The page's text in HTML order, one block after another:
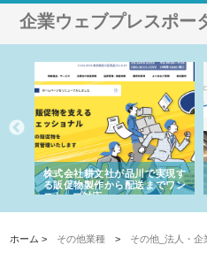
企業ウェブプレスポー
株式会社耕文社が品川で実現す
る販促物製作から配送までワン
ストップ対応
ホーム > その他業種 > その他_法人・企